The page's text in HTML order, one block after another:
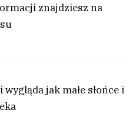
znajdziesz na
jak małe słońce i